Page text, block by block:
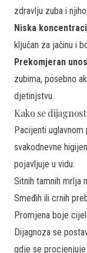
zdravlju zuba i
Niska
ključan za jačinu i
Prekomjeran
zubima, posebno
djetinjstvu.
Kako se
Pacijenti
svakodnevne
pojavljuje u vidu:
Sitnih tamnih mrlja
Smeđih ili crnih
Promjena boje
Dijagnoza se
gdje se